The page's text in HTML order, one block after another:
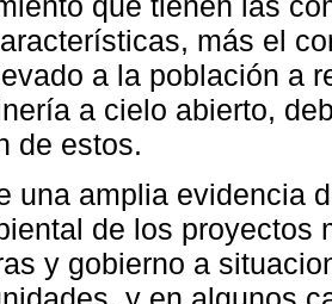
más el
a la población a
a cielo abierto,
de estos.
una amplia evidencia
de los proyectos
y gobierno a